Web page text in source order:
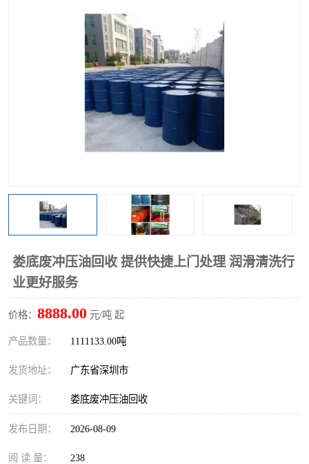
娄底废冲压油回收 提供快捷上门处理 润滑清洗行
业更好服务
价格： 8888.00 元/吨 起
产品数量： 1111133.00吨
发货地址： 广东省深圳市
关键词： 娄底废冲压油回收
发布日期： 2026-08-09
阅 读 量： 238
回收废清洗剂 上门回收废清洗剂